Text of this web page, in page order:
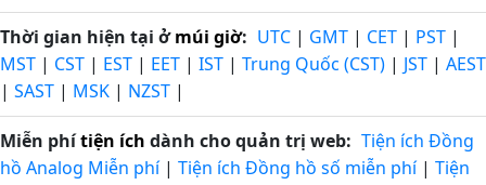
Thời gian hiện tại ởmúi giờ: UTC | GMT | CET | PST |
MST | CST | EST | EET | IST | Trung Quốc (CST) | JST | AEST
| SAST | MSK | NZST |
Miễn phítiện ích dành cho quản trị web: Tiện ích Đồng
hồ Analog Miễn phí| Tiện ích Đồng hồ số miễn phí| Tiện